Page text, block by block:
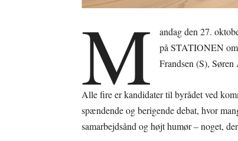
M
andag den 27.
på STATIONEN
Frandsen (S),
Alle fire er kandidater til byrådet ved
spændende og berigende debat, hvor
samarbejdsånd og højt humør – noget,